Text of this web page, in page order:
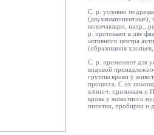
С. р. условно
(двухкомпонентные),
включающие, напр.,
р. протекают в две
активного центра
(образования
С. р. применяют для
видовой
группы крови у
процесса. С их
клинич. признакам и
кровь у животного
пипетки, пробирки и